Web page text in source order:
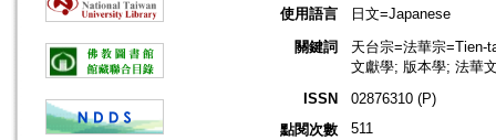
使用語言
日文=Japanese
關鍵詞
天台宗=法華宗=Tien-
文獻學; 版本學; 法華
ISSN
02876310 (P)
點閱次數
511